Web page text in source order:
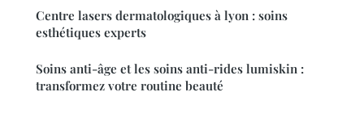
Centre lasers dermatologiques à lyon : soins
esthétiques experts
Soins anti-âge et les soins anti-rides lumiskin :
transformez votre routine beauté